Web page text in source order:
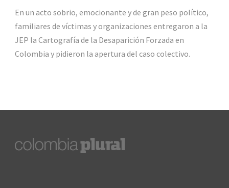
En un acto sobrio, emocionante y de gran peso político,
familiares de víctimas y organizaciones entregaron a la
JEP la Cartografía de la Desaparición Forzada en
Colombia y pidieron la apertura del caso colectivo.